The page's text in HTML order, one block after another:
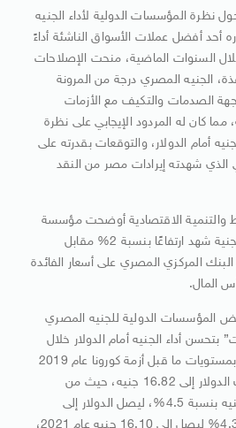
نظرة المؤسسات الدولية لأداء الجنيه
أحد أفضل عملات الأسواق الناشئة أداءً
السنوات الماضية، منحت الإصلاحات
الجنيه المصري درجة من المرونة
الصدمات والتكيف مع الأزمات
مما كان له المردود الإيجابي على نظرة
أمام الدولار، والتوقعات بقدرته على
الذي شهدته إيرادات مصر من النقد
والتنمية الاقتصادية أوضحت مؤسسة
كابيتال إيكونوميكس، أن الجنية شهد ارتفاعًا بنسبة 2% مقابل
البنك المركزي المصري على أسعار الفائدة
المال.
المؤسسات الدولية للجنيه المصري
أداء الجنيه أمام الدولار خلال
السنوات المقبلة ، مقارنة بمستويات ما قبل أزمة كورونا عام 2019
التي وصل فيها سعر صرف الدولار إلى 16.82 جنيه، حيث من
المتوقع أن يتحسن أداء الجنيه بنسبة 4.5%، ليصل الدولار إلى